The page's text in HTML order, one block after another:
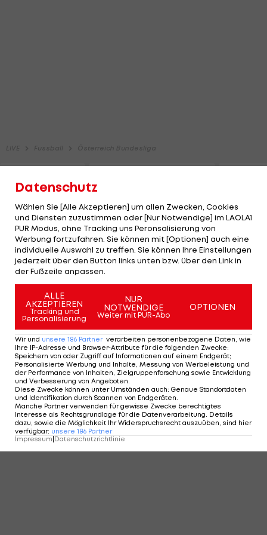
Datenschutz
Wählen Sie [Alle Akzeptieren] um allen Zwecken, Cookies
und Diensten zuzustimmen oder [Nur Notwendige] im LAOLA1
PUR Modus, ohne Tracking uns Peronsalisierung von
Werbung fortzufahren. Sie können mit [Optionen] auch eine
individuelle Auswahl zu treffen. Sie können Ihre Einstellungen
jederzeit über den Button links unten bzw. über den Link in
der Fußzeile anpassen.
ALLE
AKZEPTIEREN
Tracking und
Personalisierung
NUR
NOTWENDIGE
Weiter mit PUR-Abo
OPTIONEN
Wir und unsere 186 Partner verarbeiten personenbezogene Daten, wie
Ihre IP-Adresse und Browser-Attribute für die folgenden Zwecke:
Speichern von oder Zugriff auf Informationen auf einem Endgerät;
Personalisierte Werbung und Inhalte, Messung von Werbeleistung und
der Performance von Inhalten, Zielgruppenforschung sowie Entwicklung
und Verbesserung von Angeboten.
Diese Zwecke können unter Umständen auch: Genaue Standortdaten
und Identifikation durch Scannen von Endgeräten.
Manche Partner verwenden für gewisse Zwecke berechtigtes
Interesse als Rechtsgrundlage für die Datenverarbeitung. Details
dazu, sowie die Möglichkeit Ihr Widerspruchsrecht auszuüben, sind hier
verfügbar: unsere 186 Partner
Impressum Datenschutzrichtlinie